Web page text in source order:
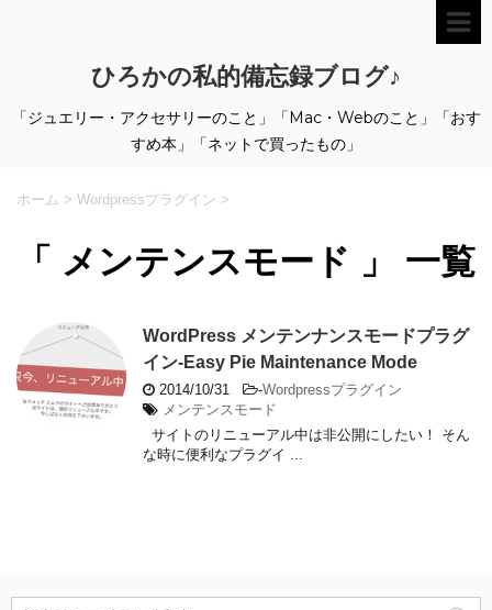
ひろかの私的備忘録ブログ♪
「ジュエリー・アクセサリーのこと」「Mac・Webのこと」「おす
すめ本」「ネットで買ったもの」
ホーム > Wordpressプラグイン >
「 メンテンスモード 」 一覧
WordPress メンテンナンスモードプラグ
イン-Easy Pie Maintenance Mode
2014/10/31 -Wordpressプラグイン
メンテンスモード
サイトのリニューアル中は非公開にしたい！ そん
な時に便利なプラグイ ...